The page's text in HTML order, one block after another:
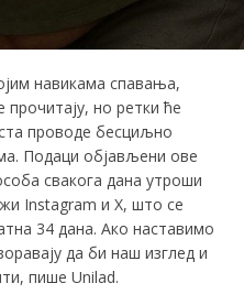
навикама спавања,
но ретки ће
проводе бесциљно
Подаци објављени ове
свакога дана утроши
Instagram и X, што се
34 дана. Ако наставимо
да би наш изглед и
пише Unilad.